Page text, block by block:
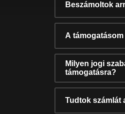
Beszámoltok
A
Milyen jogi
támogatásra?
Tudtok számlát